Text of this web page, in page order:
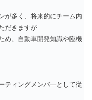
が多く、将来的にチーム内
だきますが
め、自動車開発知識や臨機
ティングメンバ―として従